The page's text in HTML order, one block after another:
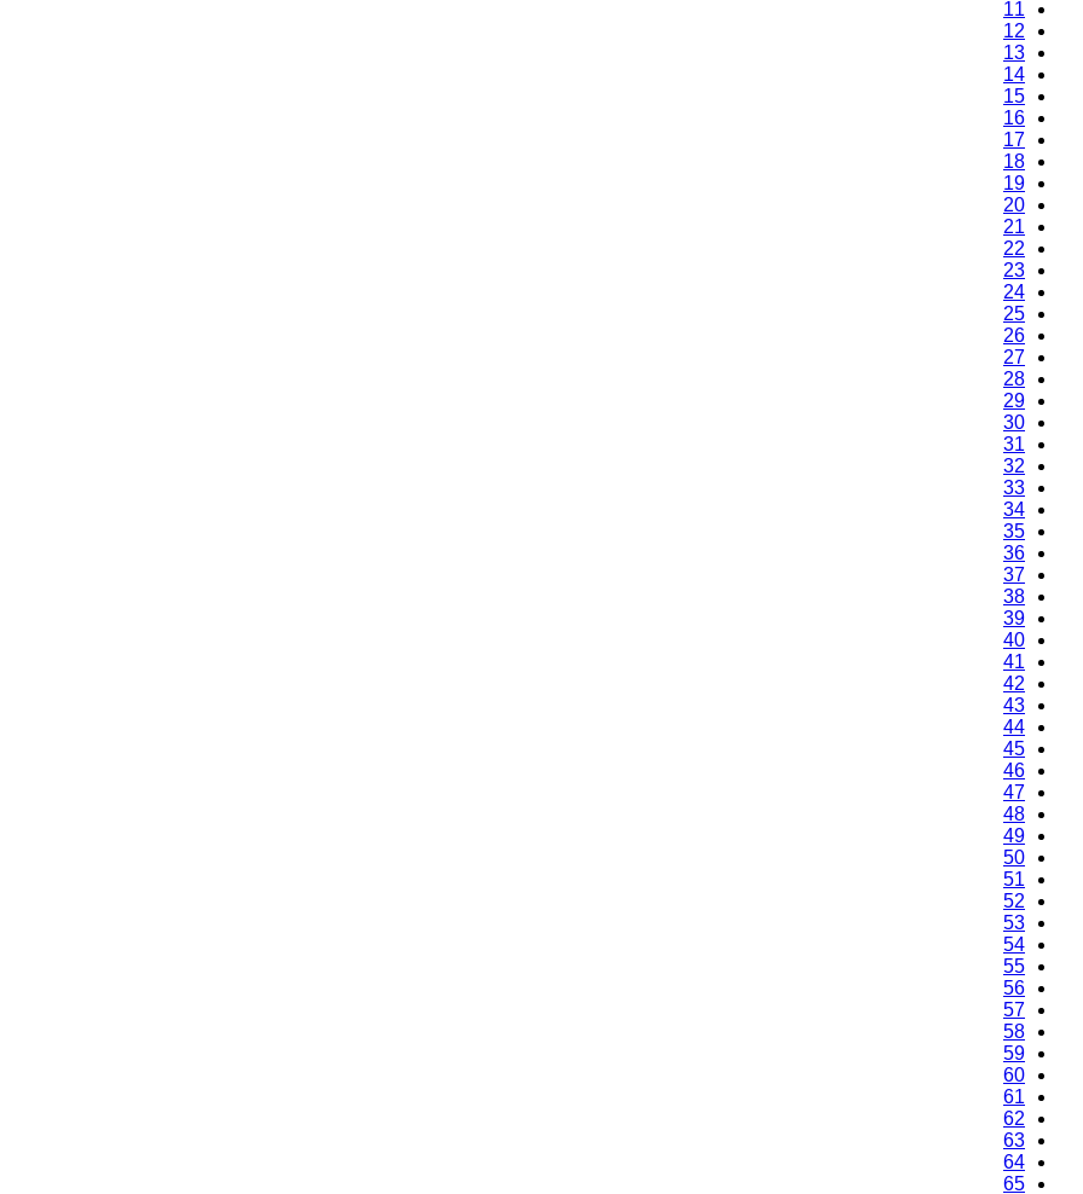
11
12
13
14
15
16
17
18
19
20
21
22
23
24
25
26
27
28
29
30
31
32
33
34
35
36
37
38
39
40
41
42
43
44
45
46
47
48
49
50
51
52
53
54
55
56
57
58
59
60
61
62
63
64
65